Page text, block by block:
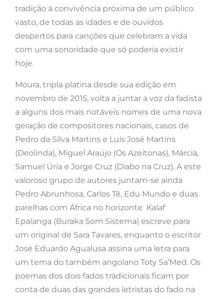
tradição à convivência próxima de um público
vasto, de todas as idades e de ouvidos
despertos para canções que celebram a vida
com uma sonoridade que só poderia existir
hoje.
Moura, tripla platina desde sua edição em
novembro de 2015, volta a juntar a voz da fadista
a alguns dos mais notáveis nomes de uma nova
geração de compositores nacionais, casos de
Pedro da Silva Martins e Luís José Martins
(Deolinda), Miguel Araújo (Os Azeitonas), Márcia,
Samuel Úria e Jorge Cruz (Diabo na Cruz). A este
valoroso grupo de autores juntam-se ainda
Pedro Abrunhosa, Carlos Tê, Edu Mundo e duas
parelhas com África no horizonte Kalaf
Epalanga (Buraka Som Sistema) escreve para
um original de Sara Tavares, enquanto o escritor
José Eduardo Agualusa assina uma letra para
um tema do também angolano Toty Sa’Med. Os
poemas dos dois fados tradicionais ficam por
conta de duas das grandes letristas do fado na